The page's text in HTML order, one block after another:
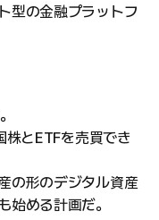
型の金融プラットフ
とETFを売買でき
の形のデジタル資産
始める計画だ。